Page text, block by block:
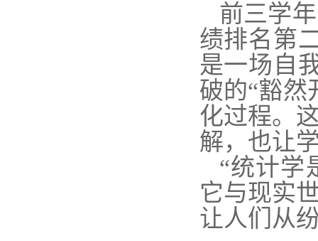
前三学
绩排名第
是一场自
破的“豁然
化过程。
解，也让
“统计学
它与现实
让人们从